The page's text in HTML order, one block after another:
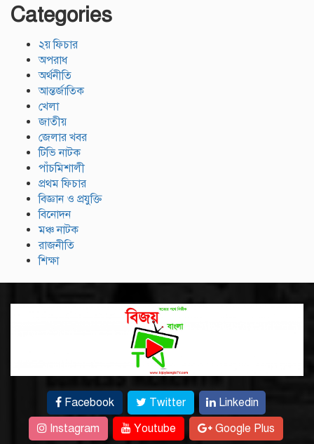
Categories
২য় ফিচার
অপরাধ
অর্থনীতি
আন্তর্জাতিক
খেলা
জাতীয়
জেলার খবর
টিভি নাটক
পাঁচমিশালী
প্রথম ফিচার
বিজ্ঞান ও প্রযুক্তি
বিনোদন
মঞ্চ নাটক
রাজনীতি
শিক্ষা
Facebook Twitter
Linkedin
Instagram
Youtube Google Plus